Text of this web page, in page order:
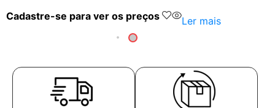
Cadastre-se para ver os preços Ler mais